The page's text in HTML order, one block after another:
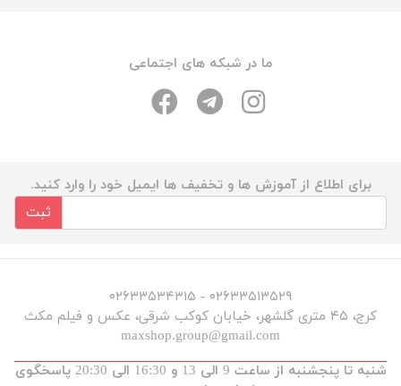
ما در شبکه های اجتماعی
برای اطلاع از آموزش ها و تخفیف ها ایمیل خود را وارد کنید.
ثبت
۰۲۶۳۳۵۱۳۵۲۹ - ۰۲۶۳۳۵۳۴۳۱۵
کرج، ۴۵ متری گلشهر، خیابان کوکب شرقی، عکس و فیلم مکث
maxshop.group@gmail.com
شنبه تا پنجشنبه از ساعت 9 الی 13 و 16:30 الی 20:30 پاسخگوی